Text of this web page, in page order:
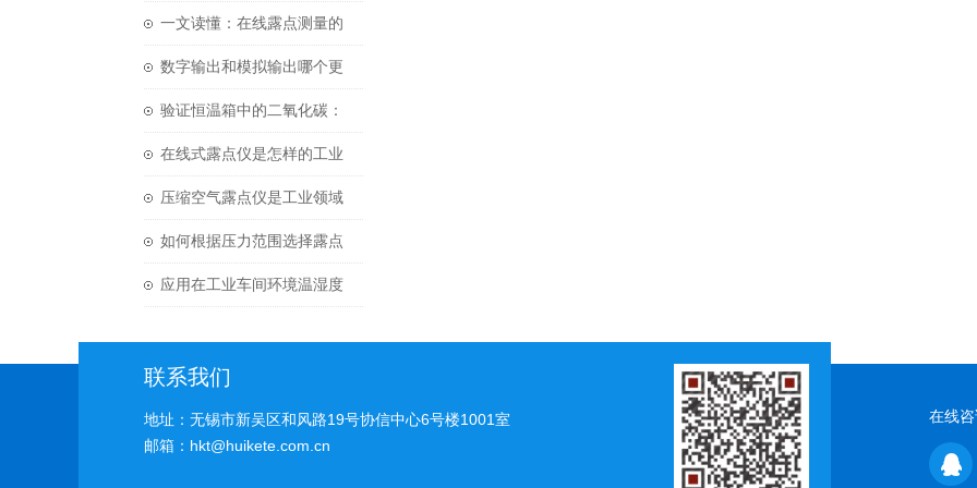
问题
一文读懂：在线露点测量的
关键指标与选型要点
数字输出和模拟输出哪个更
准确
验证恒温箱中的二氧化碳：
我们需要绘制分布图吗？
在线式露点仪是怎样的工业
检测设备呢
压缩空气露点仪是工业领域
中用于监测压缩空气及其他
气体中微量水分含量的重要
如何根据压力范围选择露点
仪
应用在工业车间环境温湿度
HC2A-S
联系我们
地址：无锡市新吴区和风路19号协信中心6号楼1001室
邮箱：hkt@huikete.com.cn
在线